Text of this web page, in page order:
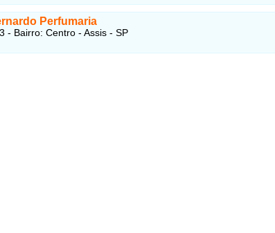
Perfumaria
- Bairro: Centro - Assis - SP